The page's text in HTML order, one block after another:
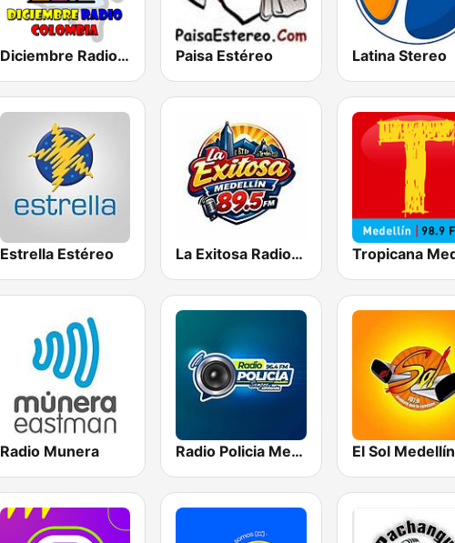
Diciembre Radio Colombia Paisa Estéreo Latina Stereo
Estrella Estéreo La Exitosa Radio Medellin
Radio Munera Radio Policia Medellín 96.4 FM El Sol Medellín